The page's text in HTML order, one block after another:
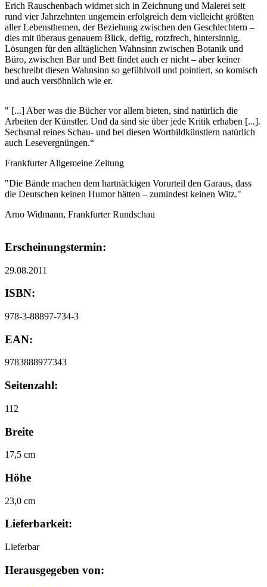
Erich Rauschenbach widmet sich in Zeichnung und Malerei seit
rund vier Jahrzehnten ungemein erfolgreich dem vielleicht größten
aller Lebensthemen, der Beziehung zwischen den Geschlechtern –
dies mit überaus genauem Blick, deftig, rotzfrech, hintersinnig.
Lösungen für den alltäglichen Wahnsinn zwischen Botanik und
Büro, zwischen Bar und Bett findet auch er nicht – aber keiner
beschreibt diesen Wahnsinn so gefühlvoll und pointiert, so komisch
und auch versöhnlich wie er.
" [...] Aber was die Bücher vor allem bieten, sind natürlich die
Arbeiten der Künstler. Und da sind sie über jede Kritik erhaben [...].
Sechsmal reines Schau- und bei diesen Wortbildkünstlern natürlich
auch Lesevergnüngen.“
Frankfurter Allgemeine Zeitung
"Die Bände machen dem hartnäckigen Vorurteil den Garaus, dass
die Deutschen keinen Humor hätten – zumindest keinen Witz."
Arno Widmann, Frankfurter Rundschau
Erscheinungstermin:
29.08.2011
ISBN:
978-3-88897-734-3
EAN:
9783888977343
Seitenzahl:
112
Breite
17,5 cm
Höhe
23,0 cm
Lieferbarkeit:
Lieferbar
Herausgegeben von: